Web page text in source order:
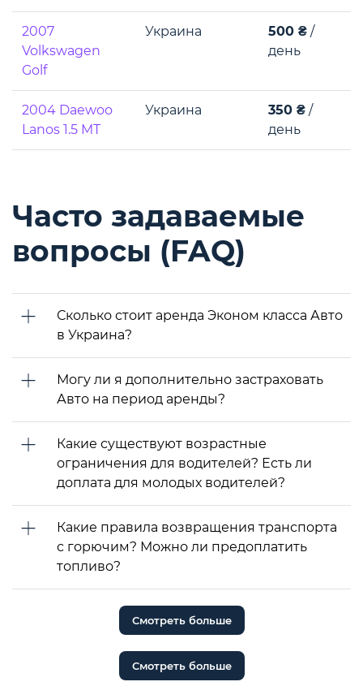
2007
Volkswagen
Golf
Украина 500 ₴ /
день
2004 Daewoo
Lanos 1.5 MT
Украина 350 ₴ /
день
Часто задаваемые
вопросы (FAQ)
Сколько стоит аренда Эконом класса Авто
в Украина?
Могу ли я дополнительно застраховать
Авто на период аренды?
Какие существуют возрастные
ограничения для водителей? Есть ли
доплата для молодых водителей?
Какие правила возвращения транспорта
с горючим? Можно ли предоплатить
топливо?
Смотреть больше
Смотреть больше